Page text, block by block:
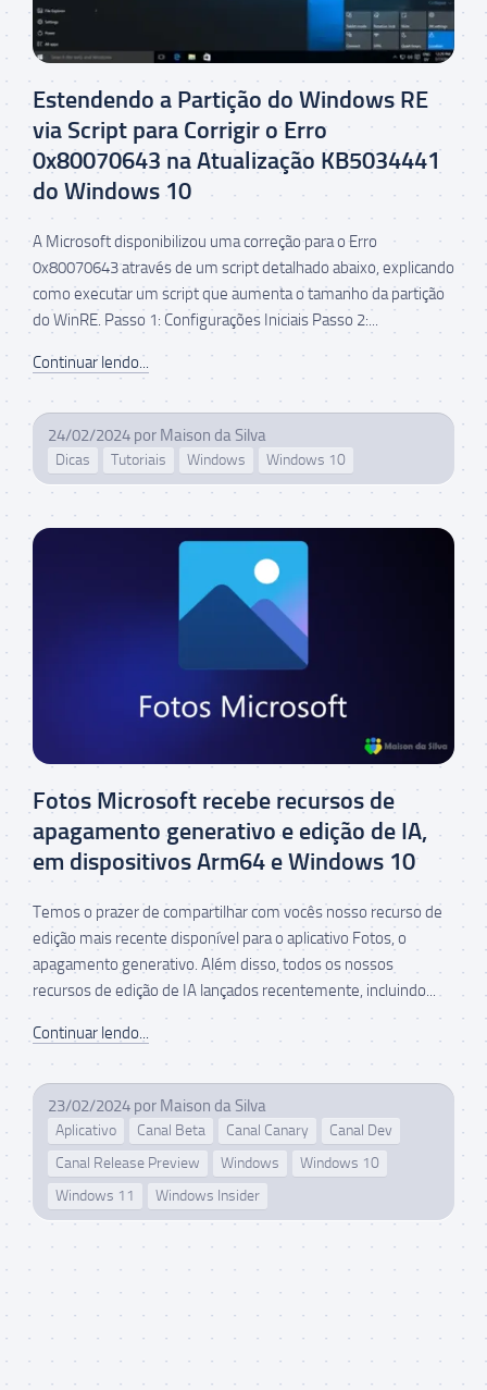
Estendendo a Partição do Windows RE
via Script para Corrigir o Erro
0x80070643 na Atualização KB5034441
do Windows 10
A Microsoft disponibilizou uma correção para o Erro
0x80070643 através de um script detalhado abaixo, explicando
como executar um script que aumenta o tamanho da partição
do WinRE. Passo 1: Configurações Iniciais Passo 2:...
Continuar lendo...
24/02/2024 por Maison da Silva
Dicas Tutoriais Windows Windows 10
Fotos Microsoft recebe recursos de
apagamento generativo e edição de IA,
em dispositivos Arm64 e Windows 10
Temos o prazer de compartilhar com vocês nosso recurso de
edição mais recente disponível para o aplicativo Fotos, o
apagamento generativo. Além disso, todos os nossos
recursos de edição de IA lançados recentemente, incluindo...
Continuar lendo...
23/02/2024 por Maison da Silva
Aplicativo Canal Beta Canal Canary
Canal Dev
Canal Release Preview
Windows
Windows 10
Windows 11
Windows Insider